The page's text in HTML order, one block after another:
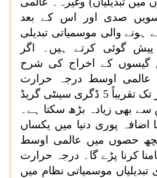
صدی اور اس کے بعد
ہونے والی موسمیاتی تبدیلی
گوئی کرتے ہیں۔ اگر
گیسوں کے اخراج کی شرح
عالمی اوسط درجہ حرارت
تقریباً5 ڈگری سینٹی گریڈ
سے بھی زیادہ بڑھ سکتا ہے۔
اضافہ پوری دنیا میں یکساں
کچھ حصوں میں عالمی اوسط
کرنا پڑے گا۔ درجہ حرارت
موسمیاتی نظام میں